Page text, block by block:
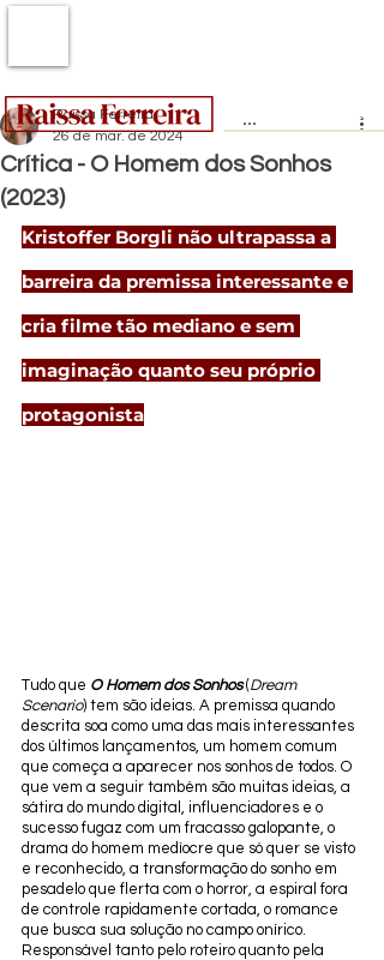
Crítica - O Homem dos Sonhos
(2023)
Raissa Ferreira
26 de mar. de 2024
Kristoffer Borgli não ultrapassa a
barreira da premissa interessante e
cria filme tão mediano e sem
imaginação quanto seu próprio
protagonista
Tudo que O Homem dos Sonhos (Dream
Scenario) tem são ideias. A premissa quando
descrita soa como uma das mais interessantes
dos últimos lançamentos, um homem comum
que começa a aparecer nos sonhos de todos. O
que vem a seguir também são muitas ideias, a
sátira do mundo digital, influenciadores e o
sucesso fugaz com um fracasso galopante, o
drama do homem medíocre que só quer se visto
e reconhecido, a transformação do sonho em
pesadelo que flerta com o horror, a espiral fora
de controle rapidamente cortada, o romance
que busca sua solução no campo onírico.
Responsável tanto pelo roteiro quanto pela